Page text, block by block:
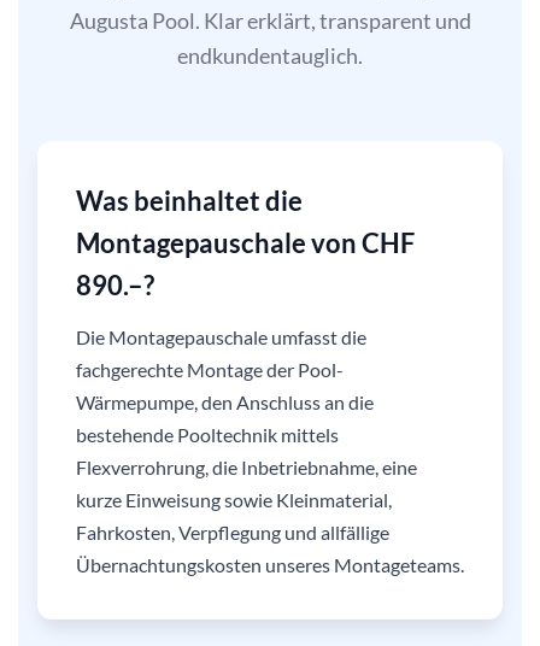
Augusta Pool. Klar erklärt, transparent und
endkundentauglich.
Was beinhaltet die
Montagepauschale von CHF
890.–?
Die Montagepauschale umfasst die
fachgerechte Montage der Pool-
Wärmepumpe, den Anschluss an die
bestehende Pooltechnik mittels
Flexverrohrung, die Inbetriebnahme, eine
kurze Einweisung sowie Kleinmaterial,
Fahrkosten, Verpflegung und allfällige
Übernachtungskosten unseres Montageteams.